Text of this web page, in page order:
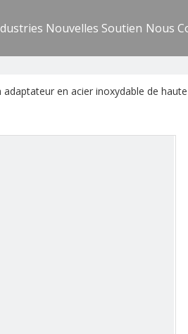
Nouvelles Soutien Nous
adaptateur en acier inoxydable de